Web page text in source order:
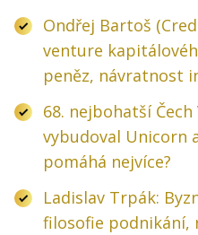
Ondřej Bartoš
venture
peněz, návratnost
68. nejbohatší
vybudoval Unicorn
pomáhá nejvíce?
Ladislav Trpák:
filosofie podnikání,